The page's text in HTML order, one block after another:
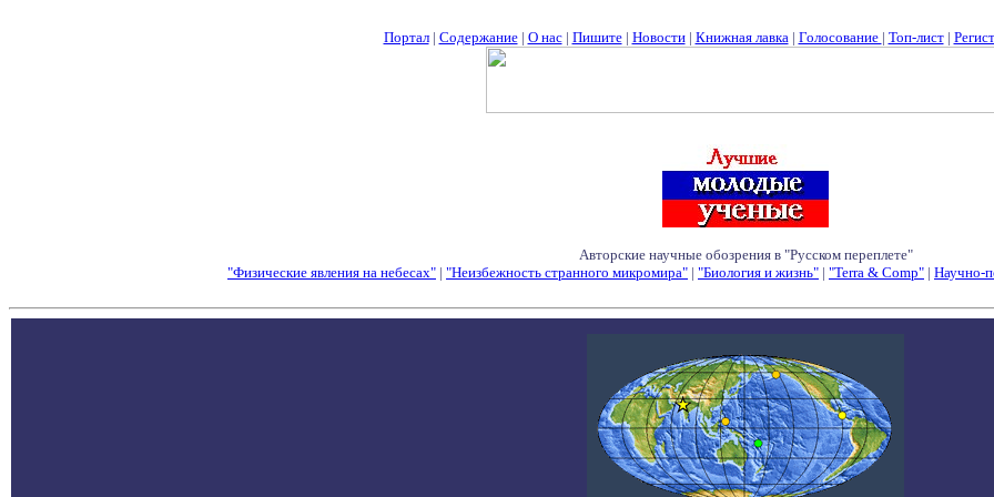
Портал| Содержание| О нас| Пишите| Новости| Книжная лавка| Голосование | Топ-лист|
Авторские научные обозрения в "Русском переплете"
"Физические явления на небесах" | "Неизбежность странного микромира" | "Биология и жизнь" | "Terra & Comp" | Научно-